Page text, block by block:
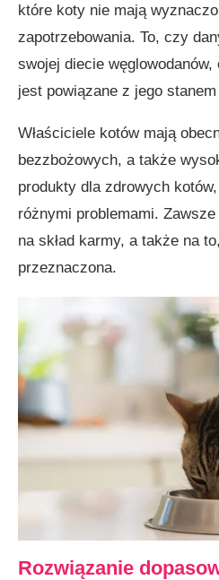
które koty nie mają
zapotrzebowania. To, czy
swojej diecie
jest powiązane z jego
Właściciele kotów mają
bezzbożowych, a także
produkty dla zdrowych
różnymi problemami.
na skład karmy, a także na
przeznaczona.
Rozwiązanie